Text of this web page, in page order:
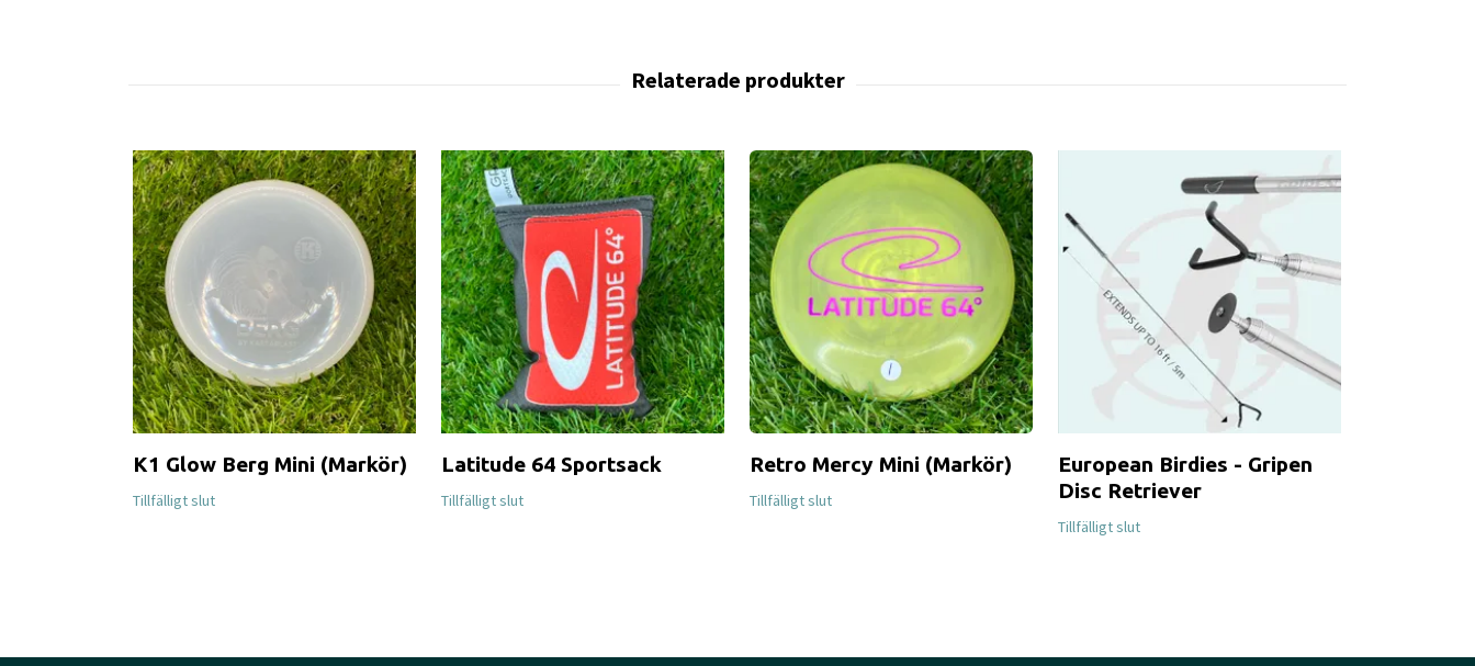
K1 Glow Berg Mini (Markör)
Tillfälligt slut
Latitude 64 Sportsack
Tillfälligt slut
Retro Mercy Mini (Markör)
Tillfälligt slut
European Birdies - Gripen
Disc Retriever
Tillfälligt slut